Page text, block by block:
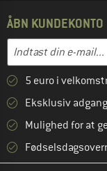
ÅBN KUNDEKONTO
E-mail-adresse
Indtast din e-
5 euro i
Eksklusiv
Mulighed for at